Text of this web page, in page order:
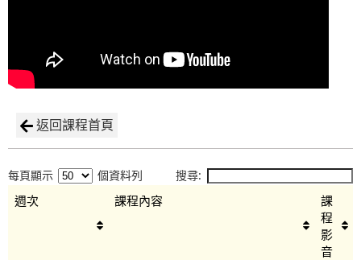
返回課程首頁
每頁顯示 個資料列 搜尋:
週次 課程內容
課
程
影
音